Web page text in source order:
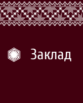
Заклад